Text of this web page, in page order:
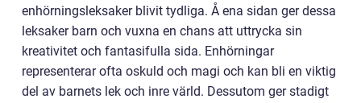
enhörningsleksaker blivit tydliga. Å ena sidan ger dessa
leksaker barn och vuxna en chans att uttrycka sin
kreativitet och fantasifulla sida. Enhörningar
representerar ofta oskuld och magi och kan bli en viktig
del av barnets lek och inre värld. Dessutom ger stadigt